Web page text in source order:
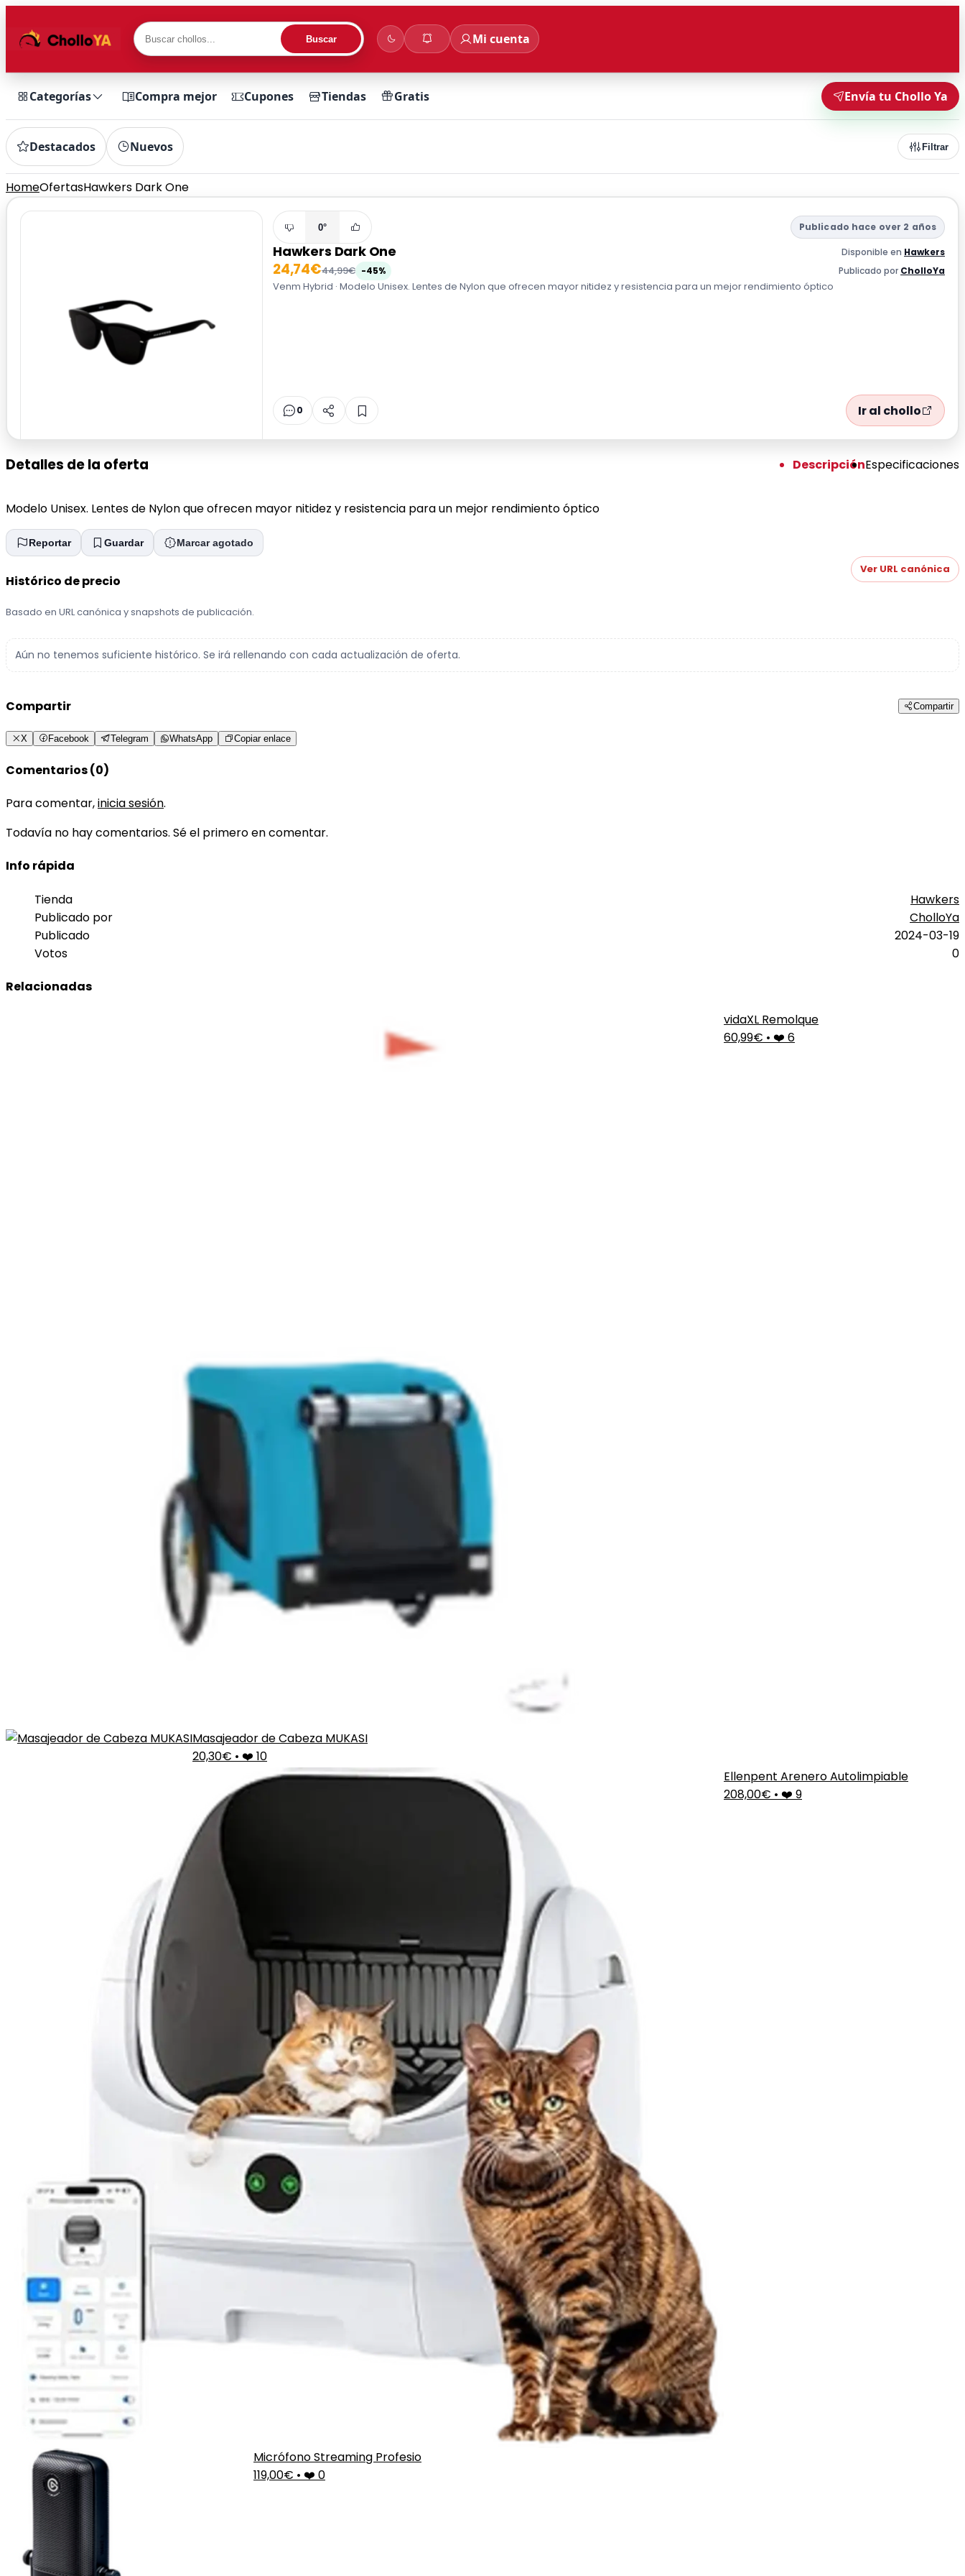
Buscar Mi cuenta
Categorías Compra mejor Cupones Tiendas Gratis Envía tu Chollo Ya
Destacados Nuevos Filtrar
HomeOfertasHawkers Dark One
0° Publicado hace over 2 años
Hawkers Dark One Disponible en Hawkers
24,74€44,99€ -45% Publicado por CholloYa
Venm Hybrid · Modelo Unisex. Lentes de Nylon que ofrecen mayor nitidez y resistencia para un mejor rendimiento óptico
0 Ir al chollo
Detalles de la oferta DescripciónEspecificaciones
Modelo Unisex. Lentes de Nylon que ofrecen mayor nitidez y resistencia para un mejor rendimiento óptico
Reportar Guardar Marcar agotado
Histórico de precio
Basado en URL canónica y snapshots de publicación.
Ver URL canónica
Aún no tenemos suficiente histórico. Se irá rellenando con cada actualización de oferta.
Compartir Compartir
X Facebook Telegram WhatsApp Copiar enlace
Comentarios (0)
Para comentar,inicia sesión.
Todavía no hay comentarios. Sé el primero en comentar.
Info rápida
Tienda
Hawkers
Publicado por
CholloYa
Publicado
2024-03-19
Votos
0
Relacionadas
vidaXL Remolque
60,99€ • ❤️ 6
Masajeador de Cabeza MUKASI
20,30€ • ❤️ 10
Ellenpent Arenero Autolimpiable
208,00€ • ❤️ 9
Micrófono Streaming Profesio
119,00€ • ❤️ 0